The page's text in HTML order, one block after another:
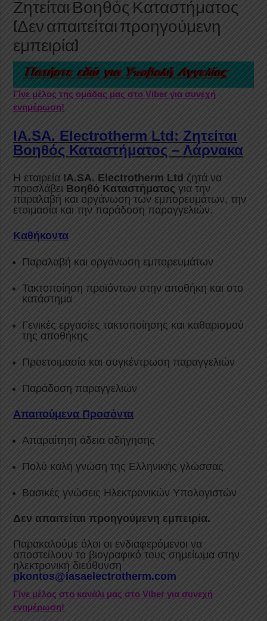
Ζητείται Βοηθός Καταστήματος
(Δεν απαιτείται προηγούμενη
εμπειρία)
Γίνε μέλος της ομάδας μας στο Viber για συνεχή
ενημέρωση!
IA.SA. Electrotherm Ltd: Ζητείται
Βοηθός Καταστήματος – Λάρνακα
Η εταιρεία IA.SA. Electrotherm Ltd ζητά να
προσλάβει Βοηθό Καταστήματος για την
παραλαβή και οργάνωση των εμπορευμάτων, την
ετοιμασία και την παράδοση παραγγελιών.
Καθήκοντα
Παραλαβή και οργάνωση εμπορευμάτων
Τακτοποίηση προϊόντων στην αποθήκη και στο
κατάστημα
Γενικές εργασίες τακτοποίησης και καθαρισμού
της αποθήκης
Προετοιμασία και συγκέντρωση παραγγελιών
Παράδοση παραγγελιών
Απαιτούμενα Προσόντα
Απαραίτητη άδεια οδήγησης
Πολύ καλή γνώση της Ελληνικής γλώσσας
Βασικές γνώσεις Ηλεκτρονικών Υπολογιστών
Δεν απαιτείται προηγούμενη εμπειρία.
Παρακαλούμε όλοι οι ενδιαφερόμενοι να
αποστείλουν το βιογραφικό τους σημείωμα στην
ηλεκτρονική διεύθυνση
pkontos@iasaelectrotherm.com
Γίνε μέλος στο κανάλι μας στο Viber για συνεχή
ενημέρωση!